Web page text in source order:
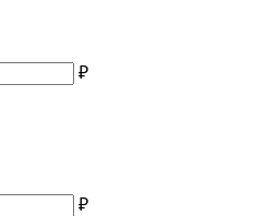
₽
₽